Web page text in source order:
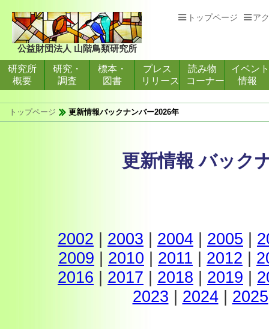
公益財団法人 山階鳥類研究所
トップページ ア
研究所
概要
研究・
調査
標本・
図書
プレス
リリース
読み物
コーナー
イベント
情報
トップページ 更新情報バックナンバー2026年
更新情報 バック
2002 | 2003 | 2004 | 2005 |
2009 | 2010 | 2011 | 2012 |
2016 | 2017 | 2018 | 2019 |
2023 | 2024| 2025